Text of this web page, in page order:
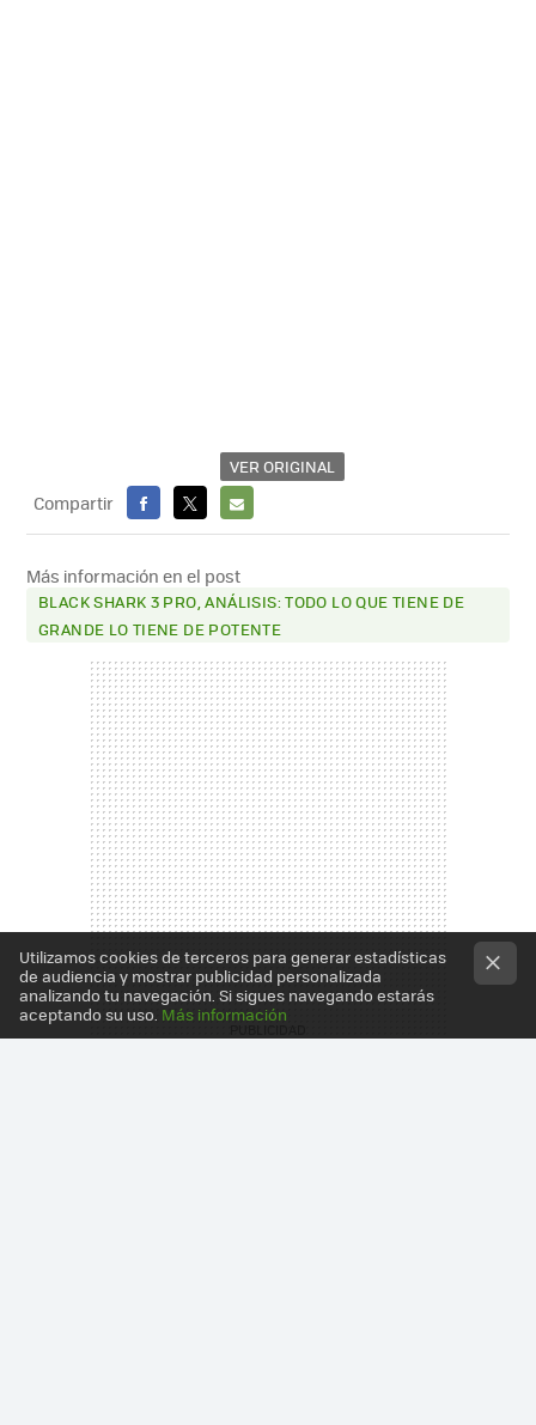
VER ORIGINAL
Compartir
FACEBOOK
X
E-
MAIL
Más información en el post
BLACK SHARK 3 PRO, ANÁLISIS: TODO LO QUE TIENE DE
GRANDE LO TIENE DE POTENTE
Utilizamos cookies de terceros para generar estadísticas
de audiencia y mostrar publicidad personalizada
analizando tu navegación. Si sigues navegando estarás
aceptando su uso. Más información